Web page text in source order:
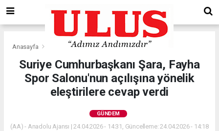
Anasayfa Gündem
Suriye Cumhurbaşkanı Şara, Fayha
Spor Salonu'nun açılışına yönelik
eleştirilere cevap verdi
GÜNDEM
(AA) - Anadolu Ajansı | 24.04.2026 - 14:31, Güncelleme: 24.04.2026 - 14:18